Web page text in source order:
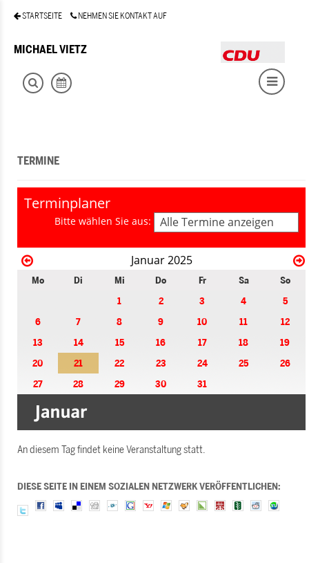
STARTSEITE NEHMEN SIE KONTAKT AUF
MICHAEL VIETZ
TERMINE
Terminplaner
Bitte wählen Sie aus: Alle Termine anzeigen
Januar 2025
Mo Di Mi Do Fr Sa
So
1
2 3 4
5
6
7 8 9 10 11
12
13
14 15 16 17 18
19
20
21 22 23 24 25
26
27
28 29 30 31
An diesem Tag findet keine Veranstaltung statt.
DIESE SEITE IN EINEM SOZIALEN NETZWERK VERÖFFENTLICHEN: